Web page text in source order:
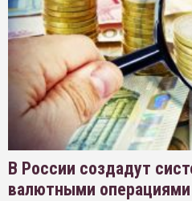
В России создадут
валютными операциями